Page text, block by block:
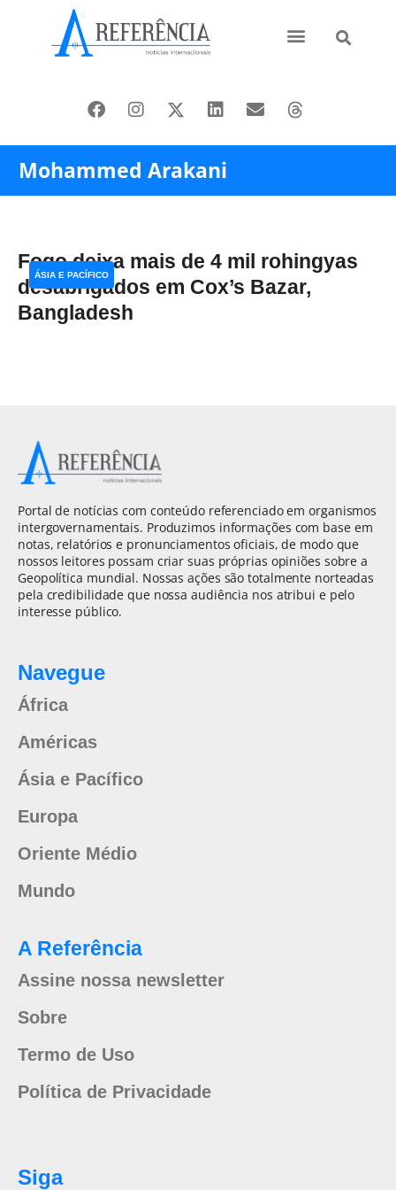
Mohammed Arakani
Fogo deixa mais de 4 mil rohingyas
desabrigados em Cox’s Bazar,
Bangladesh
ÁSIA E PACÍFICO
Portal de notícias com conteúdo referenciado em organismos
intergovernamentais. Produzimos informações com base em
notas, relatórios e pronunciamentos oficiais, de modo que
nossos leitores possam criar suas próprias opiniões sobre a
Geopolítica mundial. Nossas ações são totalmente norteadas
pela credibilidade que nossa audiência nos atribui e pelo
interesse público.
Navegue
África
Américas
Ásia e Pacífico
Europa
Oriente Médio
Mundo
A Referência
Assine nossa newsletter
Sobre
Termo de Uso
Política de Privacidade
Siga